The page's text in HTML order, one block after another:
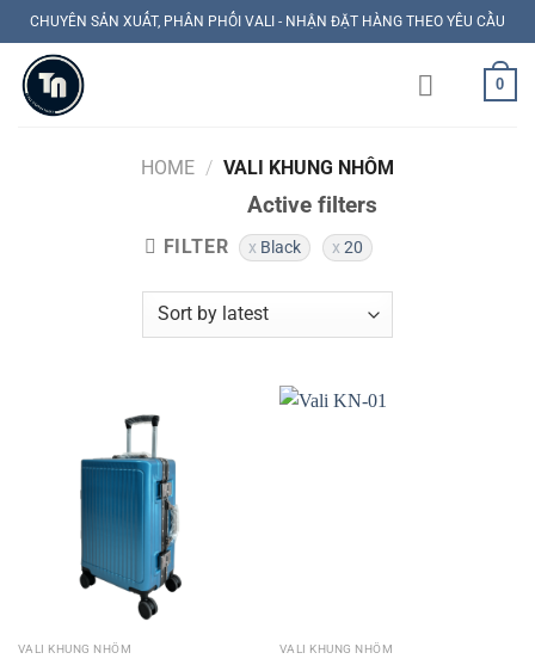
Skip
to
content
CHUYÊN SẢN XUẤT, PHÂN PHỐI VALI - NHẬN ĐẶT HÀNG THEO YÊU CẦU
0
HOME / VALI KHUNG NHÔM
FILTER
Active filters
Black 20
VALI KHUNG NHÔM VALI KHUNG NHÔM